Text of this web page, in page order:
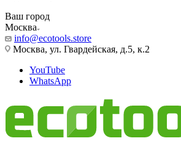
Ваш город
Москва
info@ecotools.store
Москва, ул. Гвардейская, д.5, к.2
YouTube
WhatsApp